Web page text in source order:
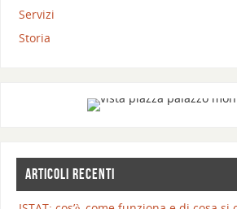
Servizi
Storia
ARTICOLI RECENTI